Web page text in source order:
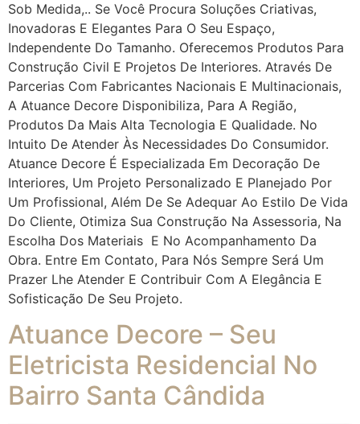
Sob Medida,.. Se Você Procura Soluções Criativas,
Inovadoras E Elegantes Para O Seu Espaço,
Independente Do Tamanho. Oferecemos Produtos Para
Construção Civil E Projetos De Interiores. Através De
Parcerias Com Fabricantes Nacionais E Multinacionais,
A Atuance Decore Disponibiliza, Para A Região,
Produtos Da Mais Alta Tecnologia E Qualidade. No
Intuito De Atender Às Necessidades Do Consumidor.
Atuance Decore É Especializada Em Decoração De
Interiores, Um Projeto Personalizado E Planejado Por
Um Profissional, Além De Se Adequar Ao Estilo De Vida
Do Cliente, Otimiza Sua Construção Na Assessoria, Na
Escolha Dos Materiais E No Acompanhamento Da
Obra. Entre Em Contato, Para Nós Sempre Será Um
Prazer Lhe Atender E Contribuir Com A Elegância E
Sofisticação De Seu Projeto.
Atuance Decore – Seu
Eletricista Residencial No
Bairro Santa Cândida